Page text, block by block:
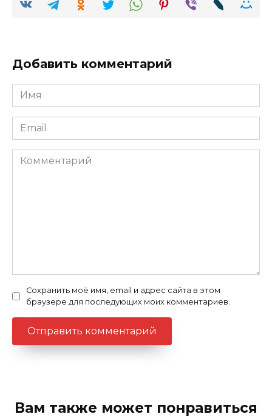
Добавить комментарий
Имя
Email
Комментарий
Сохранить моё имя, email и адрес сайта в этом
браузере для последующих моих комментариев.
Вам также может понравиться